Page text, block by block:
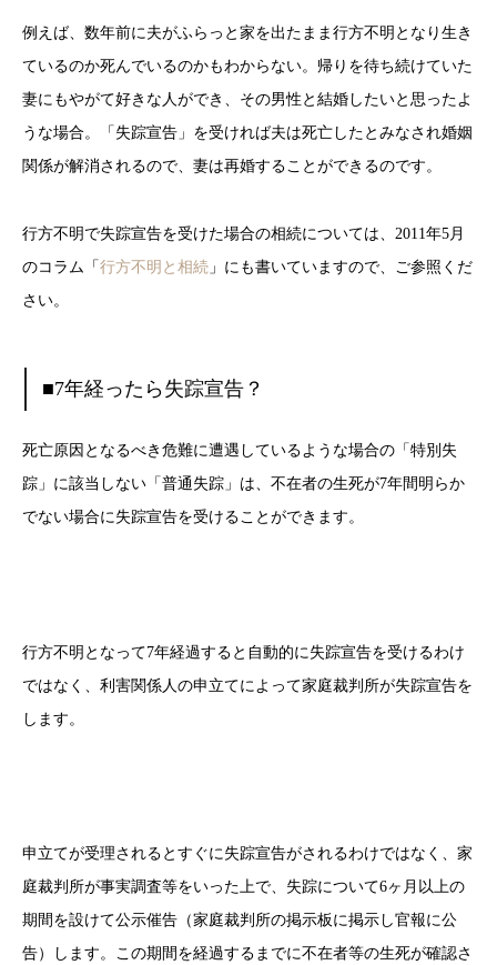
例えば、数年前に夫がふらっと家を出たまま行方不明となり生き
ているのか死んでいるのかもわからない。帰りを待ち続けていた
妻にもやがて好きな人ができ、その男性と結婚したいと思ったよ
うな場合。「失踪宣告」を受ければ夫は死亡したとみなされ婚姻
関係が解消されるので、妻は再婚することができるのです。
行方不明で失踪宣告を受けた場合の相続については、2011年5月
のコラム「 行方不明と相続 」にも書いていますので、ご参照くだ
さい。
■7年経ったら失踪宣告？
死亡原因となるべき危難に遭遇しているような場合の「特別失
踪」に該当しない「普通失踪」は、不在者の生死が7年間明らか
でない場合に失踪宣告を受けることができます。
行方不明となって7年経過すると自動的に失踪宣告を受けるわけ
ではなく、利害関係人の申立てによって家庭裁判所が失踪宣告を
します。
申立てが受理されるとすぐに失踪宣告がされるわけではなく、家
庭裁判所が事実調査等をいった上で、失踪について6ヶ月以上の
期間を設けて公示催告（家庭裁判所の掲示板に掲示し官報に公
告）します。この期間を経過するまでに不在者等の生死が確認さ